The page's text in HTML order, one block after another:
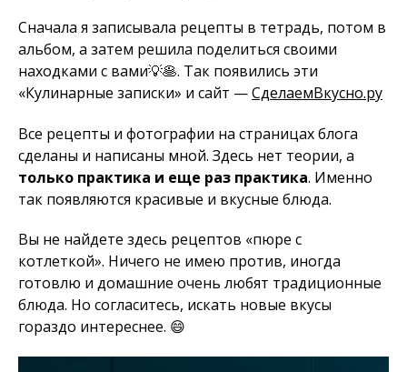
Сначала я записывала рецепты в тетрадь, потом в
альбом, а затем решила поделиться своими
находками с вами💡🥞. Так появились эти
«Кулинарные записки» и сайт —СделаемВкусно.ру
Все рецепты и фотографии на страницах блога
сделаны и написаны мной. Здесь нет теории, а
только практика и еще раз практика. Именно
так появляются красивые и вкусные блюда.
Вы не найдете здесь рецептов «пюре с
котлеткой». Ничего не имею против, иногда
готовлю и домашние очень любят традиционные
блюда. Но согласитесь, искать новые вкусы
гораздо интереснее. 😄